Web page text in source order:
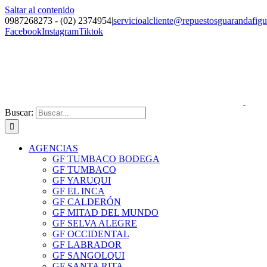
Saltar al contenido
0987268273 - (02) 2374954|
FacebookInstagramTiktok
Buscar:
AGENCIAS
GF TUMBACO BODEGA
GF TUMBACO
GF YARUQUI
GF EL INCA
GF CALDERÓN
GF MITAD DEL MUNDO
GF SELVA ALEGRE
GF OCCIDENTAL
GF LABRADOR
GF SANGOLQUI